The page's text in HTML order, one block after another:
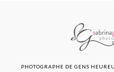
PHOTOGRAPHE DE GENS